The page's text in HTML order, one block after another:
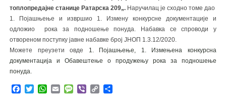
топлопредајне станице Ратарска 209„.Наручилац је сходно томе дао
1. Појашњење и извршио 1. Измену конкурсне документације и
одложио рока за подношење понуда. Набавка се спроводи у
отвореном поступку јавне набавке број ЈНОП 1.3.12/2020.
Можете преузети овде 1. Појашњење, 1. Измењена конкурсна
документација и Oбавештење о продужењу рока за подношење
понуда.
Facebook
TwitterWhatsApp
EmailMessage
ViberCopy